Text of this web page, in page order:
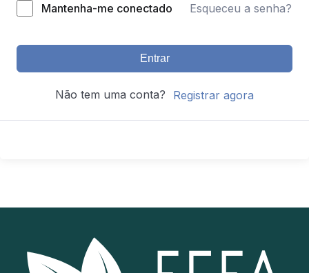
Mantenha-me conectado Esqueceu a senha?
Entrar
Não tem uma conta? Registrar agora